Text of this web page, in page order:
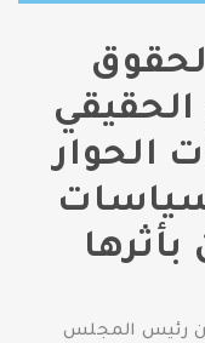
الحوار
رئيس المجلس